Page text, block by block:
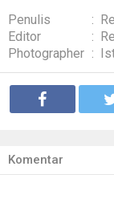
Penulis :
Editor
:
Photographer :
Komentar